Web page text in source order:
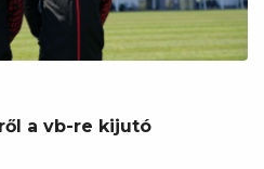
a vb-re kijutó